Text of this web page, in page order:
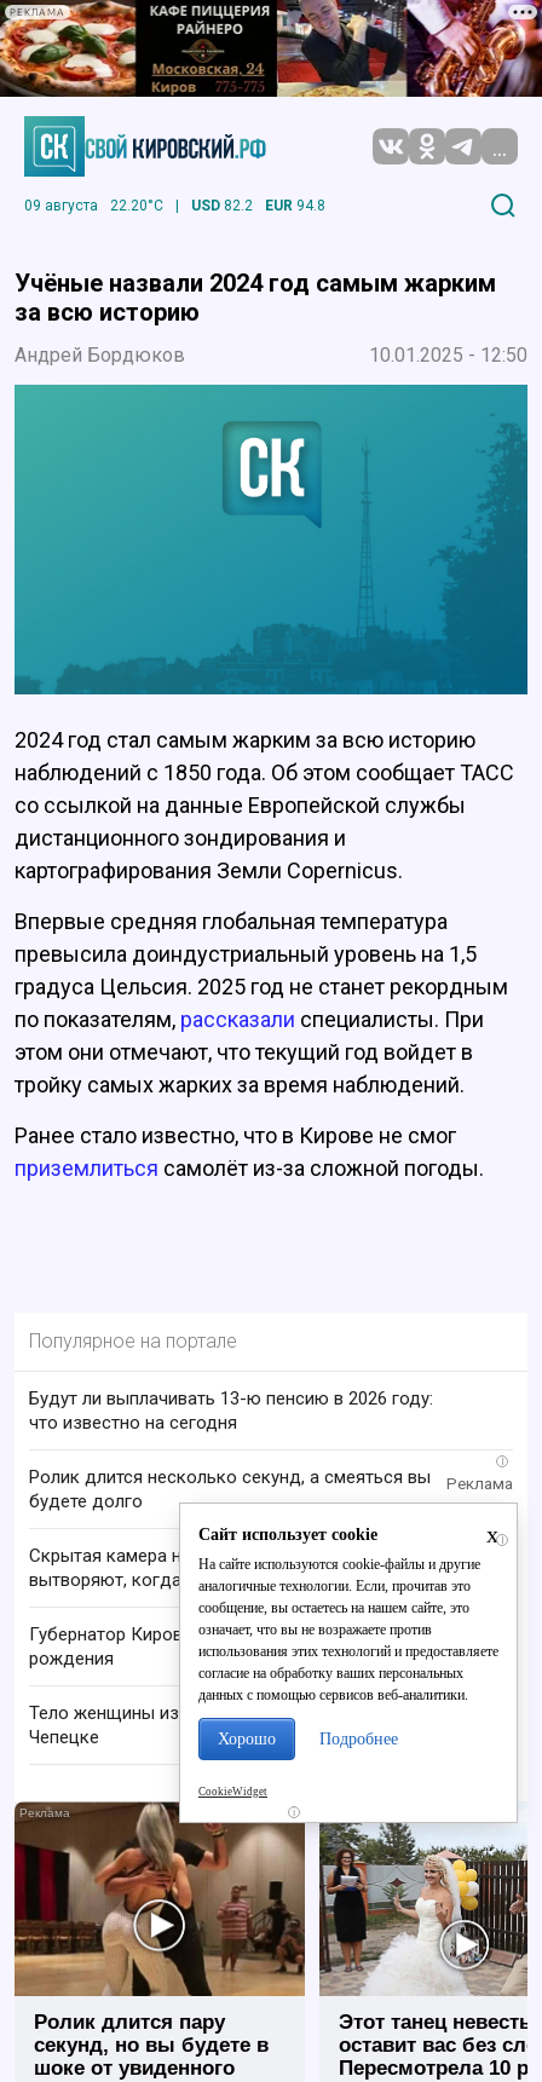
РЕКЛАМА
...
09 августа 22.20°C | USD 82.2 EUR 94.8
Учёные назвали 2024 год самым жарким
за всю историю
Андрей Бордюков 10.01.2025 - 12:50
2024 год стал самым жарким за всю историю
наблюдений с 1850 года. Об этом сообщает ТАСС
со ссылкой на данные Европейской службы
дистанционного зондирования и
картографирования Земли Copernicus.
Впервые средняя глобальная температура
превысила доиндустриальный уровень на 1,5
градуса Цельсия. 2025 год не станет рекордным
по показателям, рассказали специалисты. При
этом они отмечают, что текущий год войдет в
тройку самых жарких за время наблюдений.
Ранее стало известно, что в Кирове не смог
приземлиться самолёт из-за сложной погоды.
Популярное на портале
Будут ли выплачивать 13-ю пенсию в 2026 году:
что известно на сегодня
i
Ролик длится несколько секунд, а смеяться вы
будете долго
i
Скрытая камера на пляже Крыма: Что люди
вытворяют, когда их не видят...
Губернатор Кировской области празднует день
рождения
Тело женщины извлекли из реки Вятка в Кирово-
Чепецке
i
Ролик длится пару
секунд, но вы будете в
шоке от увиденного
Этот танец невесты
оставит вас без
Пересмотрела 10
x
Сайт использует cookie
На сайте используются cookie-файлы и другие
аналогичные технологии. Если, прочитав это
сообщение, вы остаетесь на нашем сайте, это
означает, что вы не возражаете против
использования этих технологий и предоставляете
согласие на обработку ваших персональных
данных с помощью сервисов веб-аналитики.
Хорошо Подробнее
CookieWidget